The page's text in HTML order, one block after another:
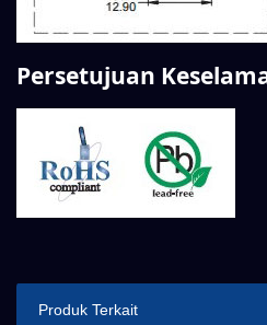
Persetujuan
Produk Terkait